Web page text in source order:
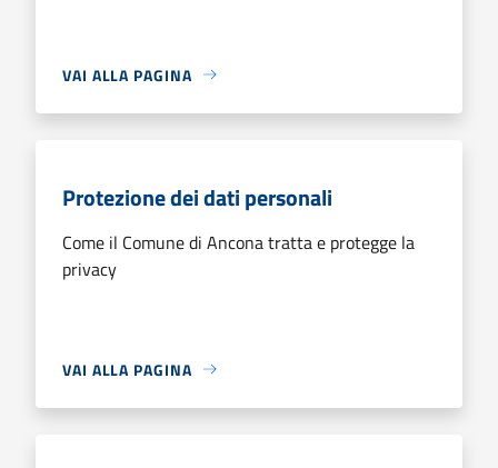
VAI ALLA PAGINA
Protezione dei dati personali
Come il Comune di Ancona tratta e protegge la
privacy
VAI ALLA PAGINA